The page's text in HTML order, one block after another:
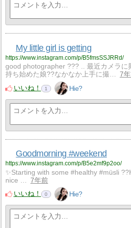
My little girl is getting
https://www.instagram.com/p/B5fmsSSJRRd/
good photographer ??? .. 最近カメラに
持ち始めた娘??なかなか上手に撮…
7
いいね！
1 Hie?
Goodmorning #weekend
https://www.instagram.com/p/B5e2mf9p2oo/
✨Starting with some #healthy #müsli
nice …
7年前
いいね！
0 Hie?